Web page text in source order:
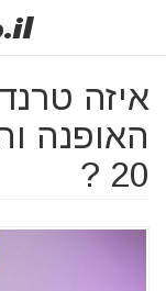
איזה
20 ?